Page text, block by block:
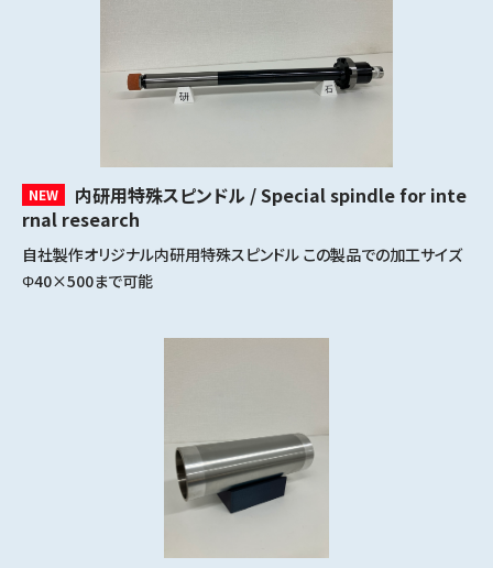
NEW
内研用特殊スピンドル / Special spindle for inte
rnal research
自社製作オリジナル内研用特殊スピンドル この製品での加工サイズ
Φ40×500まで可能